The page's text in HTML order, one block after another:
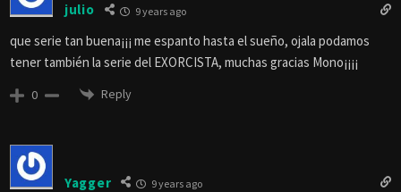
julio 9 years ago
que serie tan buena¡¡¡ me espanto hasta el sueño, ojala podamos
tener también la serie del EXORCISTA, muchas gracias Mono¡¡¡¡
0 Reply
Yagger 9 years ago